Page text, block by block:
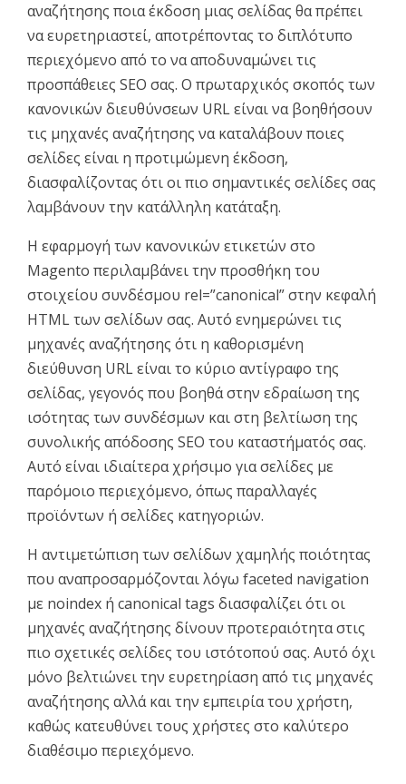
αναζήτησης ποια έκδοση μιας σελίδας θα πρέπει
να ευρετηριαστεί, αποτρέποντας το διπλότυπο
περιεχόμενο από το να αποδυναμώνει τις
προσπάθειες SEO σας. Ο πρωταρχικός σκοπός των
κανονικών διευθύνσεων URL είναι να βοηθήσουν
τις μηχανές αναζήτησης να καταλάβουν ποιες
σελίδες είναι η προτιμώμενη έκδοση,
διασφαλίζοντας ότι οι πιο σημαντικές σελίδες σας
λαμβάνουν την κατάλληλη κατάταξη.
Η εφαρμογή των κανονικών ετικετών στο
Magento περιλαμβάνει την προσθήκη του
στοιχείου συνδέσμου rel=”canonical” στην κεφαλή
HTML των σελίδων σας. Αυτό ενημερώνει τις
μηχανές αναζήτησης ότι η καθορισμένη
διεύθυνση URL είναι το κύριο αντίγραφο της
σελίδας, γεγονός που βοηθά στην εδραίωση της
ισότητας των συνδέσμων και στη βελτίωση της
συνολικής απόδοσης SEO του καταστήματός σας.
Αυτό είναι ιδιαίτερα χρήσιμο για σελίδες με
παρόμοιο περιεχόμενο, όπως παραλλαγές
προϊόντων ή σελίδες κατηγοριών.
Η αντιμετώπιση των σελίδων χαμηλής ποιότητας
που αναπροσαρμόζονται λόγω faceted navigation
με noindex ή canonical tags διασφαλίζει ότι οι
μηχανές αναζήτησης δίνουν προτεραιότητα στις
πιο σχετικές σελίδες του ιστότοπού σας. Αυτό όχι
μόνο βελτιώνει την ευρετηρίαση από τις μηχανές
αναζήτησης αλλά και την εμπειρία του χρήστη,
καθώς κατευθύνει τους χρήστες στο καλύτερο
διαθέσιμο περιεχόμενο.